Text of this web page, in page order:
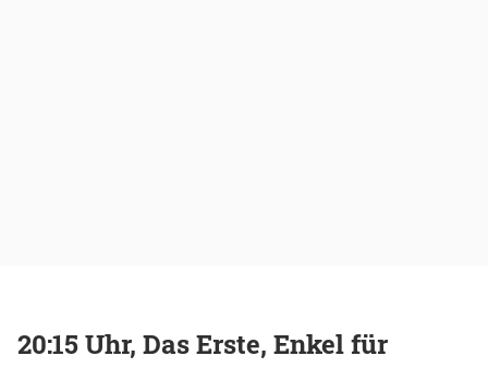
20:15 Uhr, Das Erste, Enkel für